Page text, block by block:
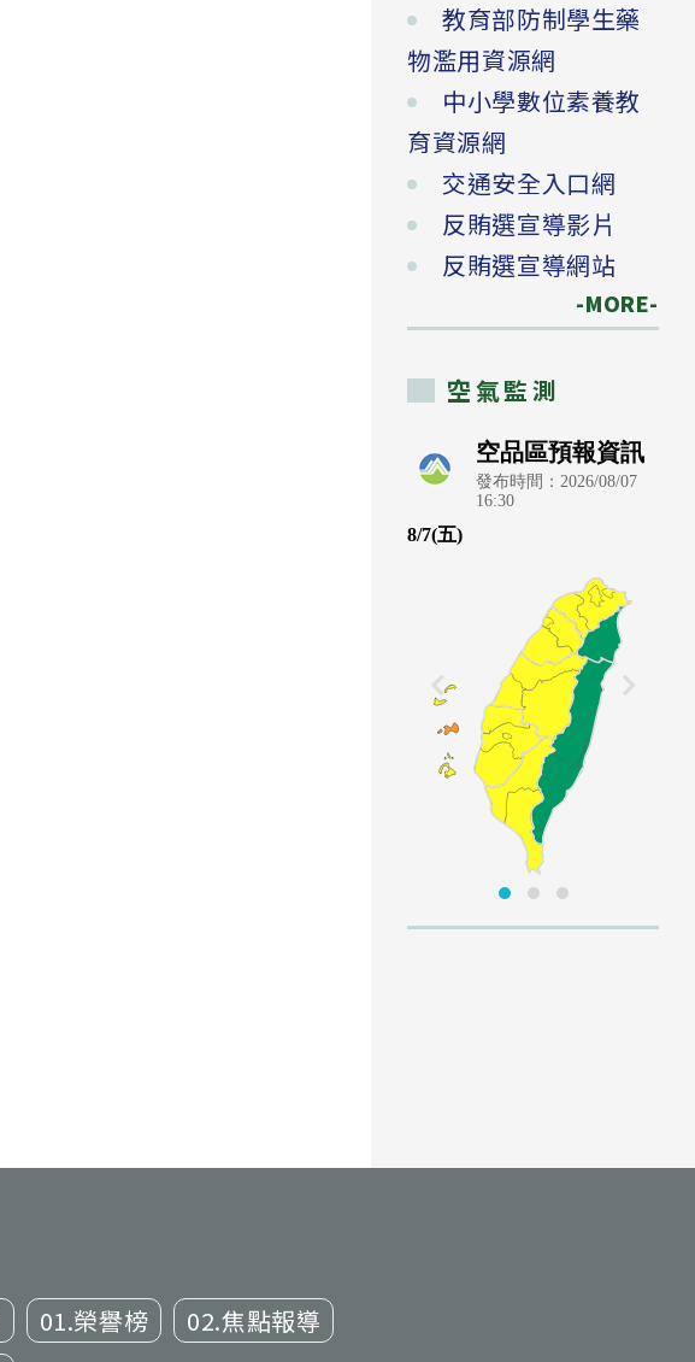
教育部防制學生藥
物濫用資源網
中小學數位素養教
育資源網
交通安全入口網
反賄選宣導影片
反賄選宣導網站
-MORE-
空氣監測
01.榮譽榜
02.焦點報導